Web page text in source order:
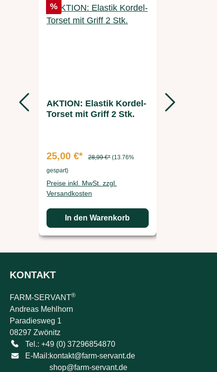
Rabatt
%
AKTION: Elastik Kordel-
Torset mit Griff 2 Stk.
25,00 €* 28,99 €* (13.76%
gespart)
Preise inkl. MwSt. zzgl.
Versandkosten
In den Warenkorb
KONTAKT
FARM-SERVANT®
Andreas Mehlhorn
Paradiesweg 1
08297 Zwönitz
Tel.: +49 (0) 37296854870
E-Mail:kontakt@farm-servant.de
shop@farm-servant.de